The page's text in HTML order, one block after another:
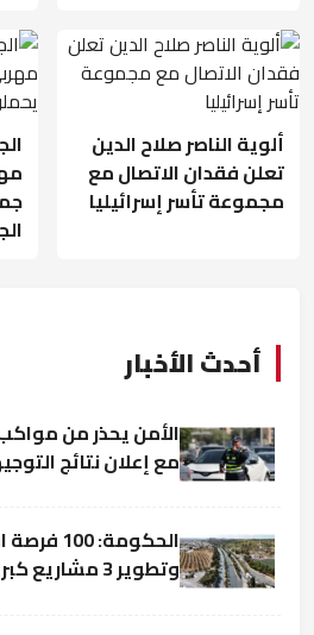
ألوية الناصر صلاح الدين
تعلن فقدان الاتصال مع
مجموعة تأسر إسرائيليا
أحدث الأخبار
الأمن يحذر من مواكب
مع إعلان نتائج
الحكومة:
وتطوير 3 مشاريع كبرى مع القطاع الخاص